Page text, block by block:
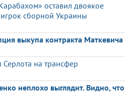
оставил двоякое
сборной Украины
выкупа контракта Маткевича
Серлота на трансфер
неплохо выглядит. Видно, что